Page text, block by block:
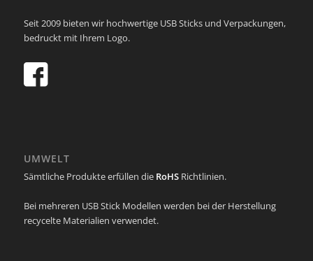
Seit 2009 bieten wir hochwertige USB Sticks und Verpackungen,
bedruckt mit Ihrem Logo.
UMWELT
Sämtliche Produkte erfüllen die RoHSRichtlinien.
Bei mehreren USB Stick Modellen werden bei der Herstellung
recycelte Materialien verwendet.